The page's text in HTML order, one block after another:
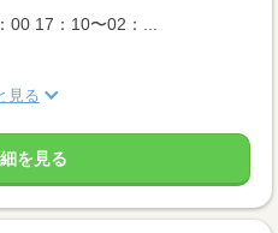
00 17：10〜02：...
見る
を見る